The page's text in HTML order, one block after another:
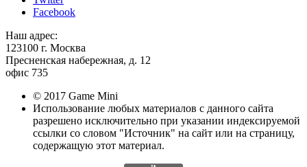
Facebook
Наш адрес:
123100 г. Москва
Пресненская набережная, д. 12
офис 735
© 2017 Game Mini
Использование любых материалов с данного сайта
разрешено исключительно при указании индексируемой
ссылки со словом "Источник" на сайт или на страницу,
содержащую этот материал.